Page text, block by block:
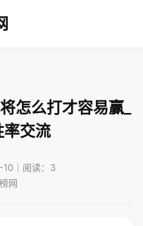
怎么打才容易赢_
交流
｜阅读：3
网